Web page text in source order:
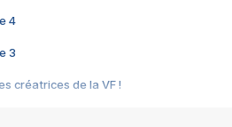
4
3
créatrices de la VF !